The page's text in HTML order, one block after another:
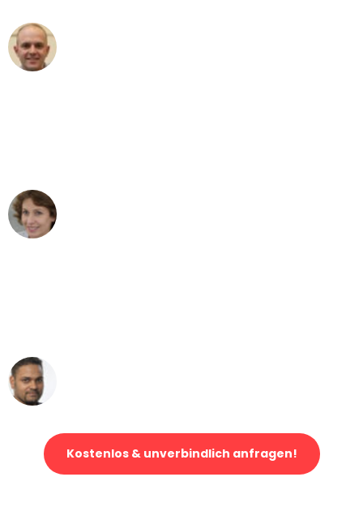
Kostenlos & unverbindlich anfragen!